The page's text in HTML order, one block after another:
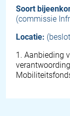
Soort
(commissie
Locatie:
1 . Aanbieding